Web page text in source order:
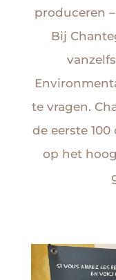
produceren
Bij
te vragen.
de eerste
op het